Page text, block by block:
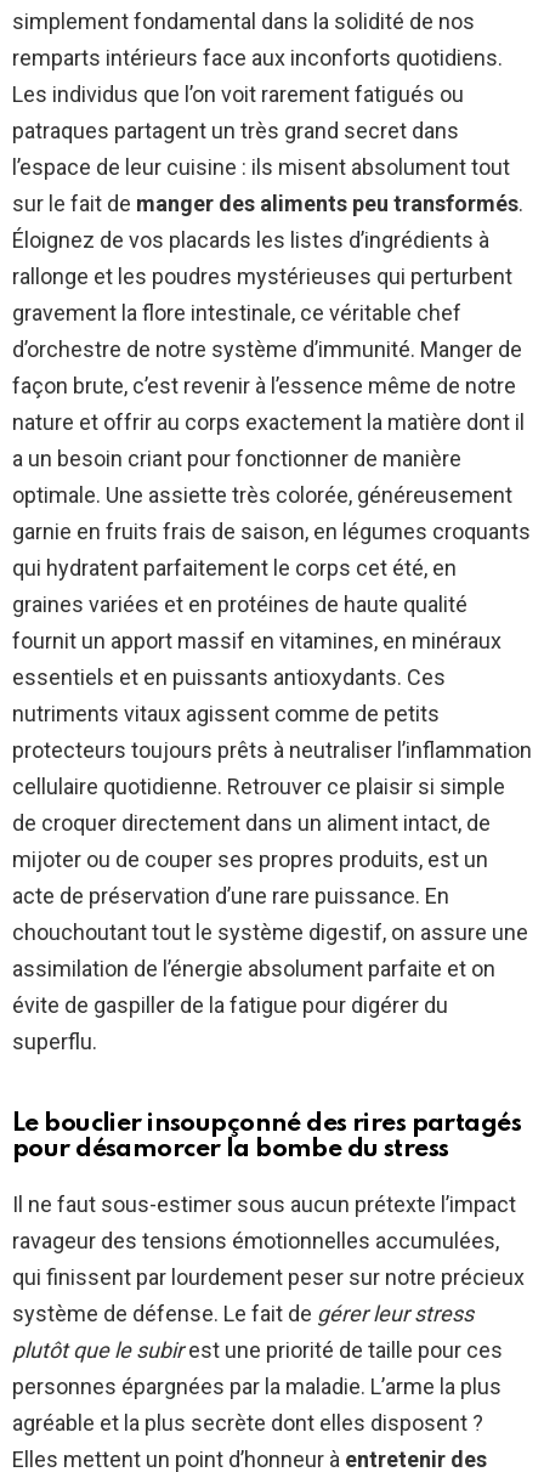
simplement fondamental dans la solidité de nos
remparts intérieurs face aux inconforts quotidiens.
Les individus que l’on voit rarement fatigués ou
patraques partagent un très grand secret dans
l’espace de leur cuisine : ils misent absolument tout
sur le fait de manger des aliments peu transformés.
Éloignez de vos placards les listes d’ingrédients à
rallonge et les poudres mystérieuses qui perturbent
gravement la flore intestinale, ce véritable chef
d’orchestre de notre système d’immunité. Manger de
façon brute, c’est revenir à l’essence même de notre
nature et offrir au corps exactement la matière dont il
a un besoin criant pour fonctionner de manière
optimale. Une assiette très colorée, généreusement
garnie en fruits frais de saison, en légumes croquants
qui hydratent parfaitement le corps cet été, en
graines variées et en protéines de haute qualité
fournit un apport massif en vitamines, en minéraux
essentiels et en puissants antioxydants. Ces
nutriments vitaux agissent comme de petits
protecteurs toujours prêts à neutraliser l’inflammation
cellulaire quotidienne. Retrouver ce plaisir si simple
de croquer directement dans un aliment intact, de
mijoter ou de couper ses propres produits, est un
acte de préservation d’une rare puissance. En
chouchoutant tout le système digestif, on assure une
assimilation de l’énergie absolument parfaite et on
évite de gaspiller de la fatigue pour digérer du
superflu.
Le bouclier insoupçonné des rires partagés
pour désamorcer la bombe du stress
Il ne faut sous-estimer sous aucun prétexte l’impact
ravageur des tensions émotionnelles accumulées,
qui finissent par lourdement peser sur notre précieux
système de défense. Le fait de gérer leur stress
plutôt que le subirest une priorité de taille pour ces
personnes épargnées par la maladie. L’arme la plus
agréable et la plus secrète dont elles disposent ?
Elles mettent un point d’honneur à entretenir des